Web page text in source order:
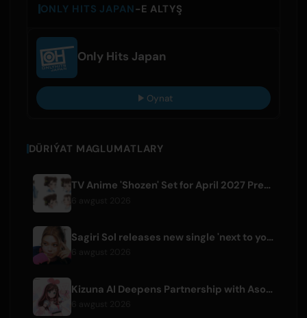
ONLY HITS JAPAN-E ALTYŞ
Only Hits Japan
Oynat
DÜRIÝAT MAGLUMATLARY
TV Anime 'Shozen' Set for April 2027 Premiere on Fuji TV
Sagiri Sol releases new single 'next to your love' after hiatus
Kizuna AI Deepens Partnership with Asobisystem Ahead of 10th Anniversary World Tour